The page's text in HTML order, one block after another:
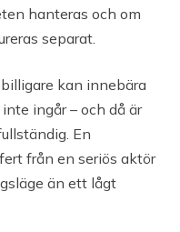
hanteras och om
separat.
kan innebära
ingår – och då är
En
från en seriös aktör
än ett lågt